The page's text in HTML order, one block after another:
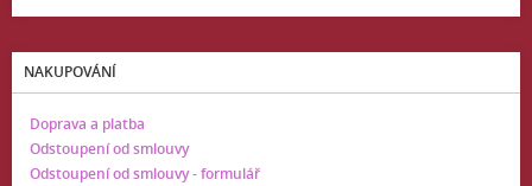
NAKUPOVÁNÍ
Doprava a platba
Odstoupení od smlouvy
Odstoupení od smlouvy - formulář